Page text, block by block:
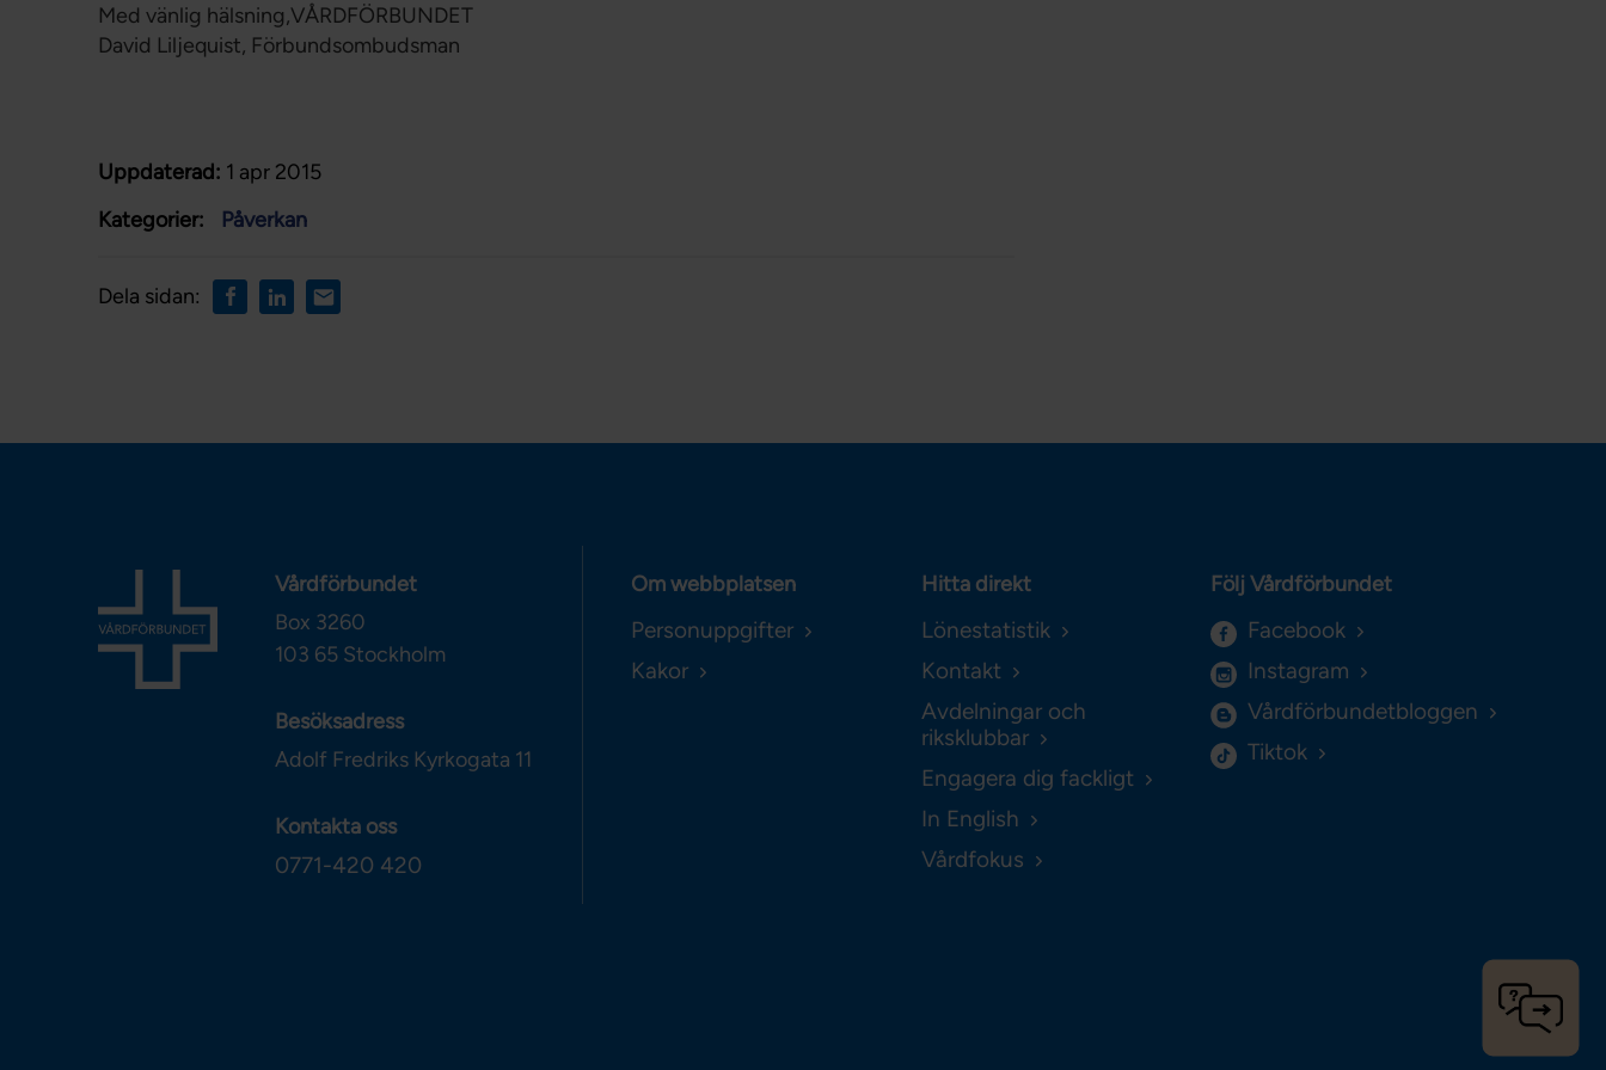
Med vänlig hälsning,VÅRDFÖRBUNDET
David Liljequist, Förbundsombudsman
Uppdaterad: 1 apr 2015
Kategorier:
Påverkan
Dela sidan:
Vårdförbundet
Box 3260
103 65 Stockholm
Besöksadress
Adolf Fredriks Kyrkogata 11
Kontakta oss
0771-420 420
Om webbplatsen
Personuppgifter
Kakor
Hitta direkt
Lönestatistik
Kontakt
Avdelningar och
riksklubbar
Engagera dig fackligt
In English
Vårdfokus
Följ Vårdförbundet
Facebook
Instagram
Vårdförbundetbloggen
Tiktok